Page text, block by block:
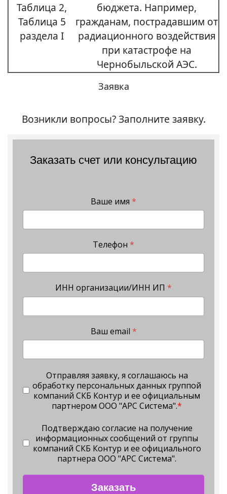
Таблица 2,
Таблица 5
раздела I
бюджета. Например,
гражданам, пострадавшим от
радиационного воздействия
при катастрофе на
Чернобыльской АЭС.
Заявка
Возникли вопросы? Заполните заявку.
Заказать счет или консультацию
Ваше имя *
Телефон *
ИНН организации/ИНН ИП *
Ваш email *
Отправляя заявку, я соглашаюсь на
обработку персональных данных группой
компаний СКБ Контур и ее официальным
партнером ООО "АРС Система".*
Подтверждаю согласие на получение
информационных сообщений от группы
компаний СКБ Контур и ее официального
партнера ООО "АРС Система".
Заказать